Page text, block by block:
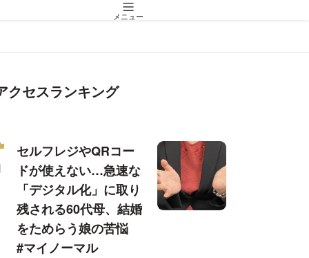
メニュー
クセスランキング
セルフレジやQRコー
ドが使えない…急速な
「デジタル化」に取り
残される60代母、結婚
をためらう娘の苦悩
#マイノーマル